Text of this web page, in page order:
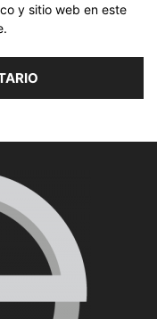
y sitio web en este